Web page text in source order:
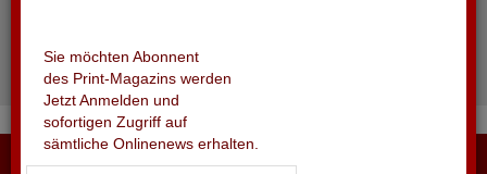
Sie möchten Abonnent
des Print-Magazins werden
Jetzt Anmelden und
sofortigen Zugriff auf
sämtliche Onlinenews erhalten.
Passwort vergessen?
Noch nicht registriert?
28.06.2026 - OPENAIR ST.GALLEN